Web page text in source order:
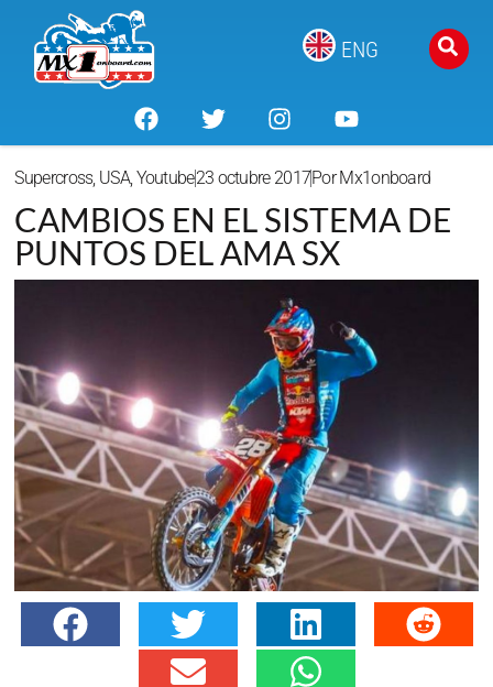
ENG
Supercross, USA,Youtube23 octubre 2017PorMx1onboard
CAMBIOS EN EL SISTEMA DE
PUNTOS DEL AMA SX